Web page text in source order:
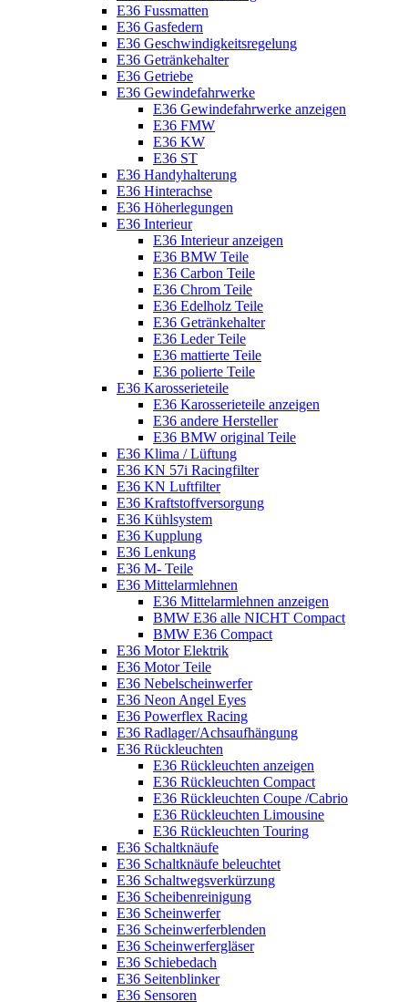
E36 Fussmatten
E36 Gasfedern
E36 Geschwindigkeitsregelung
E36 Getränkehalter
E36 Getriebe
E36 Gewindefahrwerke
E36 Gewindefahrwerke anzeigen
E36 FMW
E36 KW
E36 ST
E36 Handyhalterung
E36 Hinterachse
E36 Höherlegungen
E36 Interieur
E36 Interieur anzeigen
E36 BMW Teile
E36 Carbon Teile
E36 Chrom Teile
E36 Edelholz Teile
E36 Getränkehalter
E36 Leder Teile
E36 mattierte Teile
E36 polierte Teile
E36 Karosserieteile
E36 Karosserieteile anzeigen
E36 andere Hersteller
E36 BMW original Teile
E36 Klima / Lüftung
E36 KN 57i Racingfilter
E36 KN Luftfilter
E36 Kraftstoffversorgung
E36 Kühlsystem
E36 Kupplung
E36 Lenkung
E36 M- Teile
E36 Mittelarmlehnen
E36 Mittelarmlehnen anzeigen
BMW E36 alle NICHT Compact
BMW E36 Compact
E36 Motor Elektrik
E36 Motor Teile
E36 Nebelscheinwerfer
E36 Neon Angel Eyes
E36 Powerflex Racing
E36 Radlager/Achsaufhängung
E36 Rückleuchten
E36 Rückleuchten anzeigen
E36 Rückleuchten Compact
E36 Rückleuchten Coupe /Cabrio
E36 Rückleuchten Limousine
E36 Rückleuchten Touring
E36 Schaltknäufe
E36 Schaltknäufe beleuchtet
E36 Schaltwegsverkürzung
E36 Scheibenreinigung
E36 Scheinwerfer
E36 Scheinwerferblenden
E36 Scheinwerfergläser
E36 Schiebedach
E36 Seitenblinker
E36 Sensoren